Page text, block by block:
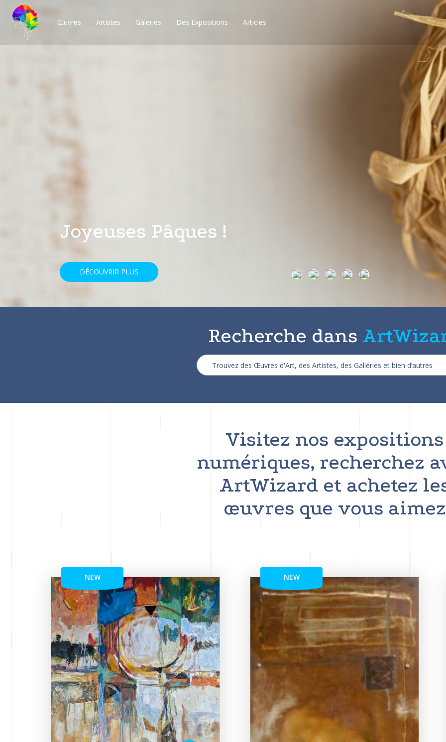
Œuvres Artistes Galeries Des Expositions Articles
Des milliers de possibilités, obtenez les
avec une réduction de 25%
DÉCOUVRIR PLUS
Recherche dans
Visitez nos expositions
numériques, recherchez
ArtWizard et achetez
œuvres que vous aimez
NEW NEW